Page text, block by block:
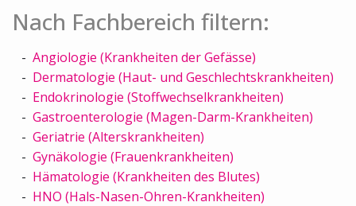
Nach Fachbereich filtern:
Angiologie (Krankheiten der Gefässe)
Dermatologie (Haut- und Geschlechtskrankheiten)
Endokrinologie (Stoffwechselkrankheiten)
Gastroenterologie (Magen-Darm-Krankheiten)
Geriatrie (Alterskrankheiten)
Gynäkologie (Frauenkrankheiten)
Hämatologie (Krankheiten des Blutes)
HNO (Hals-Nasen-Ohren-Krankheiten)